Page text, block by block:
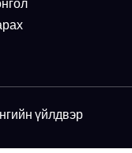
үйлдвэр